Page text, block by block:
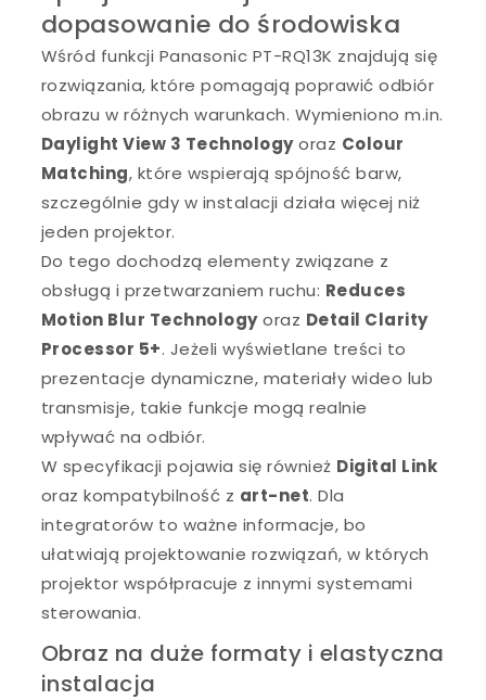
dopasowanie do środowiska
Wśród funkcji Panasonic PT-RQ13K znajdują się
rozwiązania, które pomagają poprawić odbiór
obrazu w różnych warunkach. Wymieniono m.in.
Daylight View 3 Technologyoraz Colour
Matching, które wspierają spójność barw,
szczególnie gdy w instalacji działa więcej niż
jeden projektor.
Do tego dochodzą elementy związane z
obsługą i przetwarzaniem ruchu: Reduces
Motion Blur Technologyoraz Detail Clarity
Processor 5+. Jeżeli wyświetlane treści to
prezentacje dynamiczne, materiały wideo lub
transmisje, takie funkcje mogą realnie
wpływać na odbiór.
W specyfikacji pojawia się również Digital Link
oraz kompatybilność z art-net. Dla
integratorów to ważne informacje, bo
ułatwiają projektowanie rozwiązań, w których
projektor współpracuje z innymi systemami
sterowania.
Obraz na duże formaty i elastyczna
instalacja